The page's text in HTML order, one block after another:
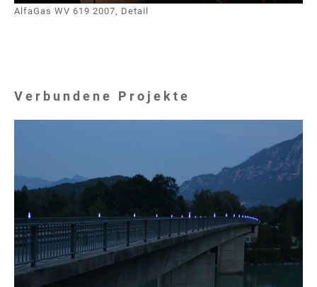
AlfaGas WV 619 2007, Detail
Verbundene Projekte